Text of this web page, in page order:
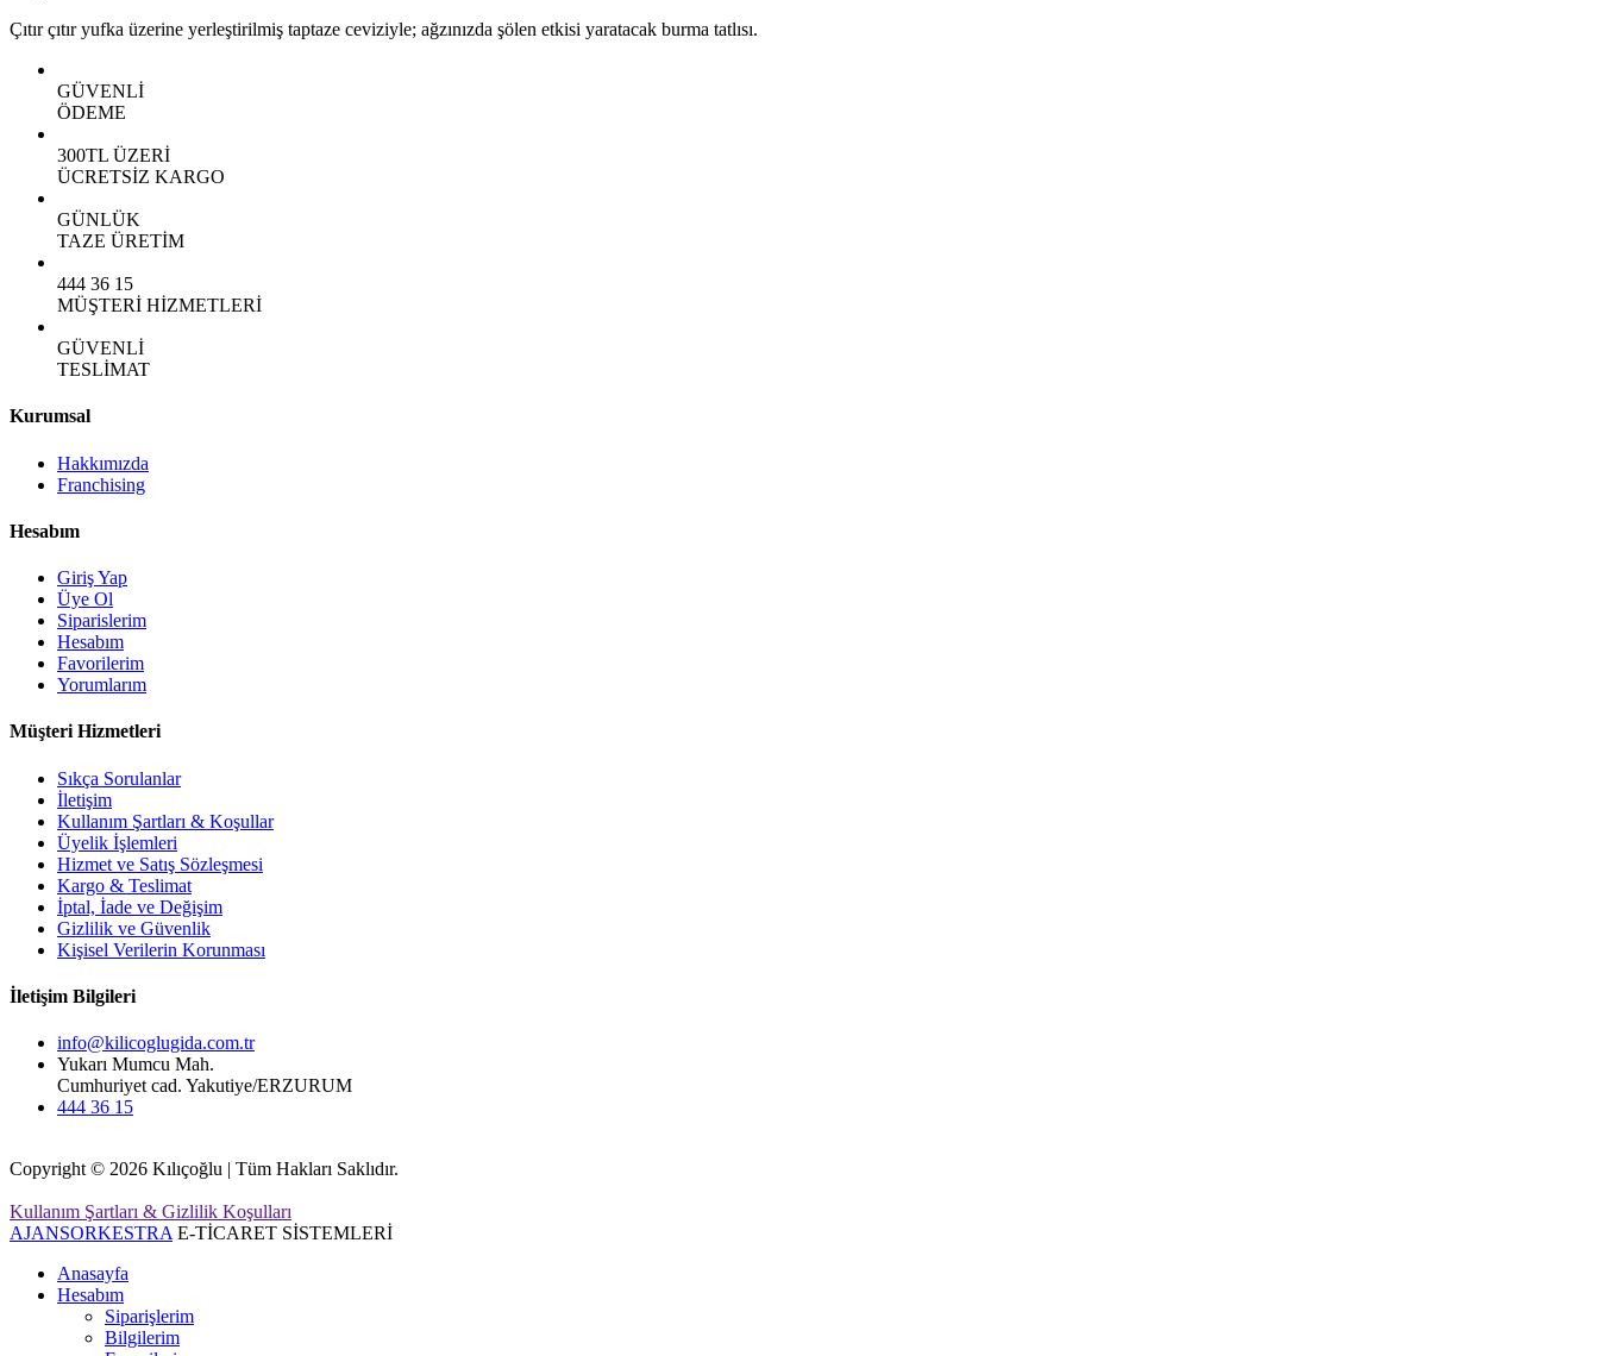
Çıtır çıtır yufka üzerine yerleştirilmiş taptaze ceviziyle; ağzınızda şölen etkisi yaratacak burma tatlısı.
GÜVENLİ
ÖDEME
300TL ÜZERİ
ÜCRETSİZ KARGO
GÜNLÜK
TAZE ÜRETİM
444 36 15
MÜŞTERİ HİZMETLERİ
GÜVENLİ
TESLİMAT
Kurumsal
Hakkımızda
Franchising
Hesabım
Giriş Yap
Üye Ol
Siparislerim
Hesabım
Favorilerim
Yorumlarım
Müşteri Hizmetleri
Sıkça Sorulanlar
İletişim
Kullanım Şartları & Koşullar
Üyelik İşlemleri
Hizmet ve Satış Sözleşmesi
Kargo & Teslimat
İptal, İade ve Değişim
Gizlilik ve Güvenlik
Kişisel Verilerin Korunması
İletişim Bilgileri
info@kilicoglugida.com.tr
Yukarı Mumcu Mah.
Cumhuriyet cad. Yakutiye/ERZURUM
444 36 15
Copyright © 2026 Kılıçoğlu | Tüm Hakları Saklıdır.
Kullanım Şartları & Gizlilik Koşulları
AJANSORKESTRA E-TİCARET SİSTEMLERİ
Anasayfa
Hesabım
Siparişlerim
Bilgilerim